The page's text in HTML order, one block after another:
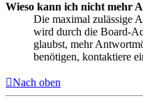
Wieso kann ich nicht mehr
Die maximal zulässige
wird durch die Board-
glaubst, mehr
benötigen, kontaktiere
Nach oben